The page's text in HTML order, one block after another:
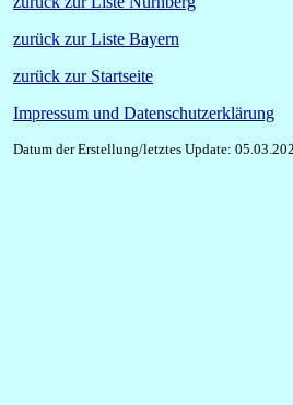
zurück zur Liste Bayern
zurück zur Startseite
Impressum und Datenschutzerklärung
Datum der Erstellung/letztes Update: